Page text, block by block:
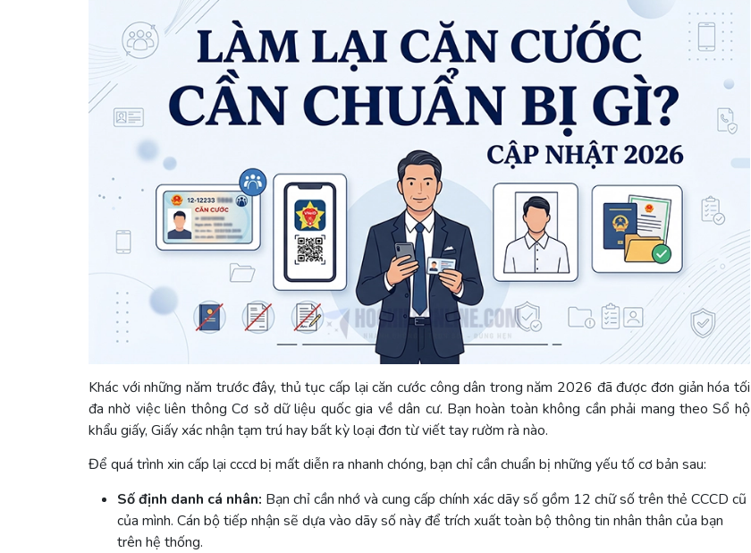
Khác với những năm trước đây, thủ tục cấp lại căn cước công dân trong năm 2026 đã được đơn giản hóa tối
đa nhờ việc liên thông Cơ sở dữ liệu quốc gia về dân cư. Bạn hoàn toàn không cần phải mang theo Sổ hộ
khẩu giấy, Giấy xác nhận tạm trú hay bất kỳ loại đơn từ viết tay rườm rà nào.
Để quá trình xin cấp lại cccd bị mất diễn ra nhanh chóng, bạn chỉ cần chuẩn bị những yếu tố cơ bản sau:
Số định danh cá nhân: Bạn chỉ cần nhớ và cung cấp chính xác dãy số gồm 12 chữ số trên thẻ CCCD cũ
của mình. Cán bộ tiếp nhận sẽ dựa vào dãy số này để trích xuất toàn bộ thông tin nhân thân của bạn
trên hệ thống.